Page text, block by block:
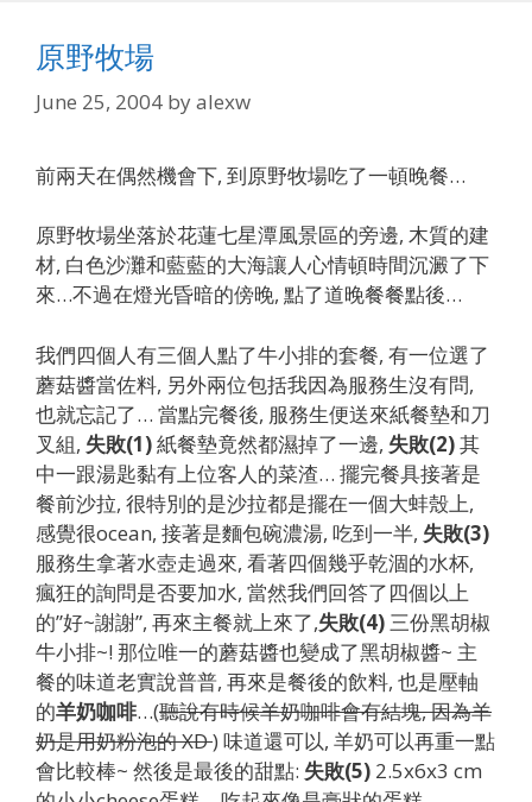
原野牧場
June 25, 2004 byalexw
前兩天在偶然機會下, 到原野牧場吃了一頓晚餐…
原野牧場坐落於花蓮七星潭風景區的旁邊, 木質的建
材, 白色沙灘和藍藍的大海讓人心情頓時間沉澱了下
來…不過在燈光昏暗的傍晚, 點了道晚餐餐點後…
我們四個人有三個人點了牛小排的套餐, 有一位選了
蘑菇醬當佐料, 另外兩位包括我因為服務生沒有問,
也就忘記了… 當點完餐後, 服務生便送來紙餐墊和刀
叉組, 失敗(1)紙餐墊竟然都濕掉了一邊, 失敗(2)其
中一跟湯匙黏有上位客人的菜渣… 擺完餐具接著是
餐前沙拉, 很特別的是沙拉都是擺在一個大蚌殼上,
感覺很ocean, 接著是麵包碗濃湯, 吃到一半, 失敗(3)
服務生拿著水壺走過來, 看著四個幾乎乾涸的水杯,
瘋狂的詢問是否要加水, 當然我們回答了四個以上
的”好~謝謝”, 再來主餐就上來了,失敗(4) 三份黑胡椒
牛小排~! 那位唯一的蘑菇醬也變成了黑胡椒醬~ 主
餐的味道老實說普普, 再來是餐後的飲料, 也是壓軸
的羊奶咖啡…(聽說有時候羊奶咖啡會有結塊, 因為羊
奶是用奶粉泡的 XD) 味道還可以, 羊奶可以再重一點
會比較棒~ 然後是最後的甜點: 失敗(5) 2.5x6x3 cm